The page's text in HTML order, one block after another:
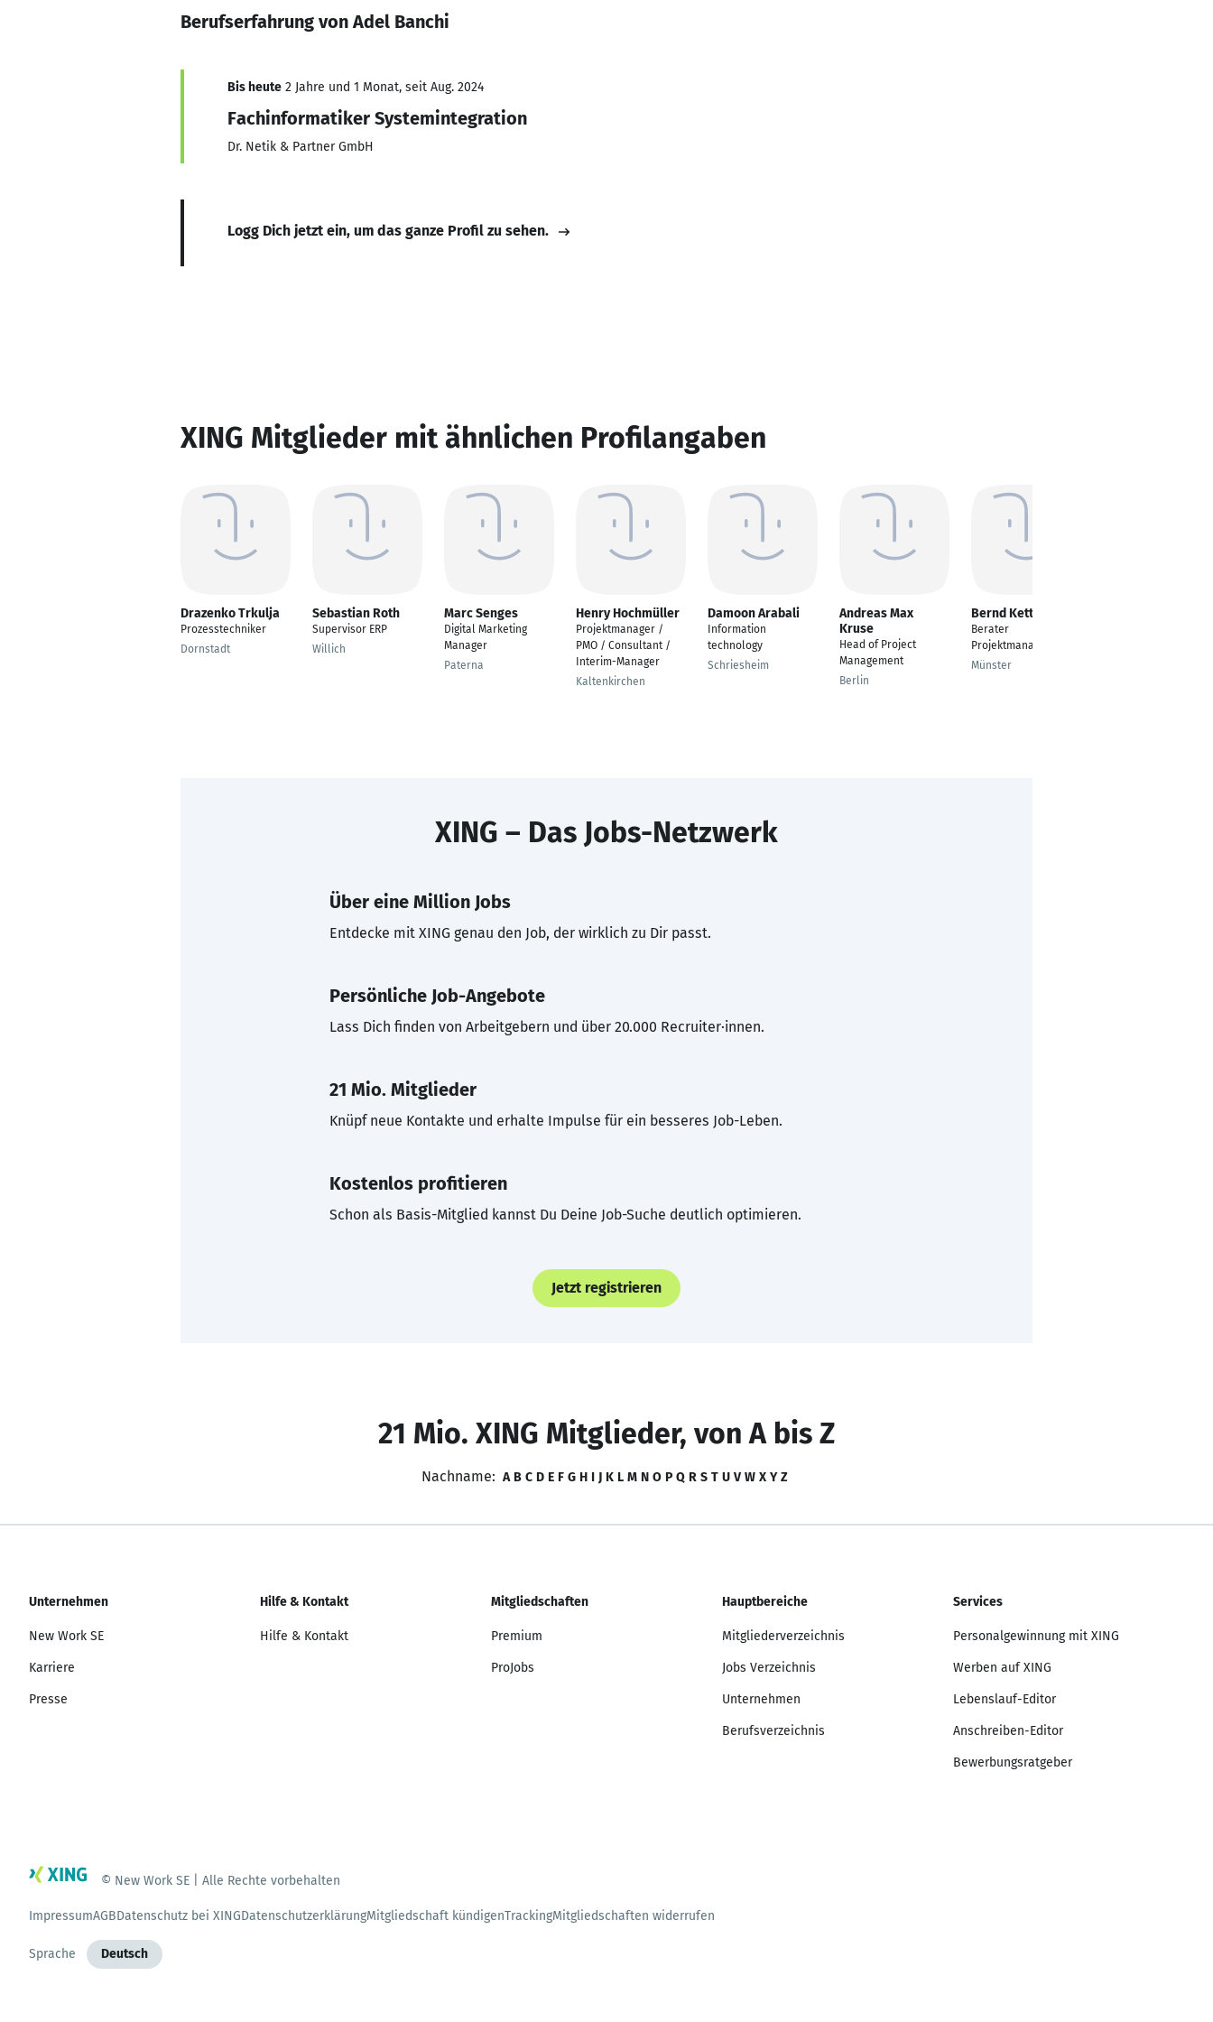
Berufserfahrung von Adel Banchi
Bis heute 2 Jahre und 1 Monat, seit Aug. 2024
Fachinformatiker Systemintegration
Dr. Netik & Partner GmbH
Logg Dich jetzt ein, um das ganze Profil zu sehen.
XING Mitglieder mit ähnlichen Profilangaben
Drazenko Trkulja
Prozesstechniker
Dornstadt
Sebastian Roth
Supervisor ERP
Willich
Marc Senges
Digital Marketing
Manager
Paterna
Henry Hochmüller
Projektmanager /
PMO / Consultant /
Interim-Manager
Kaltenkirchen
Damoon Arabali
Information
technology
Schriesheim
Andreas Max
Kruse
Head of Project
Management
Berlin
Bernd Kettler
Berater
Projektmanagement
Münster
XING – Das Jobs-Netzwerk
Über eine Million Jobs
Entdecke mit XING genau den Job, der wirklich zu Dir passt.
Persönliche Job-Angebote
Lass Dich finden von Arbeitgebern und über 20.000 Recruiter·innen.
21 Mio. Mitglieder
Knüpf neue Kontakte und erhalte Impulse für ein besseres Job-Leben.
Kostenlos profitieren
Schon als Basis-Mitglied kannst Du Deine Job-Suche deutlich optimieren.
Jetzt registrieren
21 Mio. XING Mitglieder, von A bis Z
Nachname: A B C D E F G H I J K L M N O P Q R S T U V W X Y Z
Unternehmen
New Work SE
Karriere
Presse
Hilfe & Kontakt
Hilfe & Kontakt
Mitgliedschaften
Premium
ProJobs
Hauptbereiche
Mitgliederverzeichnis
Jobs Verzeichnis
Unternehmen
Berufsverzeichnis
Services
Personalgewinnung mit XING
Werben auf XING
Lebenslauf-Editor
Anschreiben-Editor
Bewerbungsratgeber
© New Work SE | Alle Rechte vorbehalten
ImpressumAGBDatenschutz bei XINGDatenschutzerklärungMitgliedschaft kündigenTrackingMitgliedschaften widerrufen
Sprache Deutsch